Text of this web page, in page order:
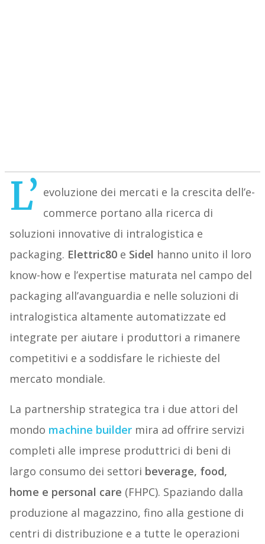
L’ evoluzione dei mercati e la crescita dell’e-
commerce portano alla ricerca di
soluzioni innovative di intralogistica e
packaging. Elettric80e Sidel hanno unito il loro
know-how e l’expertise maturata nel campo del
packaging all’avanguardia e nelle soluzioni di
intralogistica altamente automatizzate ed
integrate per aiutare i produttori a rimanere
competitivi e a soddisfare le richieste del
mercato mondiale.
La partnership strategica tra i due attori del
mondo machine buildermira ad offrire servizi
completi alle imprese produttrici di beni di
largo consumo dei settori beverage, food,
home e personal care (FHPC). Spaziando dalla
produzione al magazzino, fino alla gestione di
centri di distribuzione e a tutte le operazioni